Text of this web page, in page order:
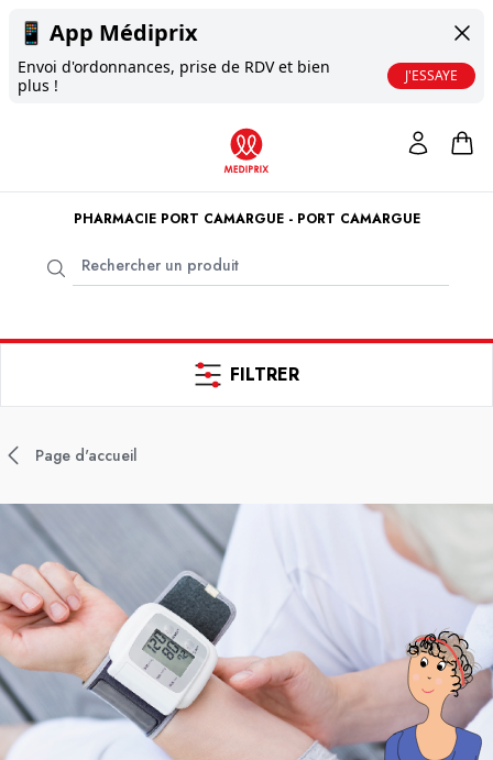
📱 App Médiprix
Envoi d'ordonnances, prise de RDV et bien
plus !
J'ESSAYE
PHARMACIE PORT CAMARGUE - PORT CAMARGUE
FILTRER
Page d'accueil